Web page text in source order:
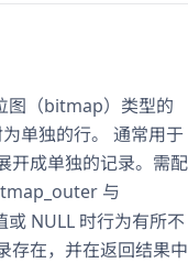
图（bitmap）类型的
单独的行。 通常用于
开成单独的记录。需配
与
NULL 时行为有所不
存在，并在返回结果中